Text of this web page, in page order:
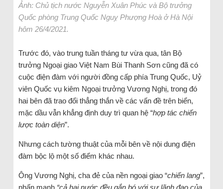
Ảnh: Chủ tịch nước Nguyễn Xuân Phúc và Bộ trưởng
Quốc phòng Trung Quốc Nguỵ Phượng Hoà ở Hà Nội
hôm 26/4/2021.
Trước đó, vào trung tuần tháng tư vừa qua, tân Bộ
trưởng Ngoại giao Việt Nam Bùi Thanh Sơn cũng đã có
cuộc điện đàm với người đồng cấp phía Trung Quốc, Uỷ
viên Quốc vụ kiêm Ngoại trưởng Vương Nghị, trong đó
hai bên đã trao đổi thẳng thắn về các vấn đề trên biển,
mặc dầu vẫn khẳng định duy trì quan hệ “hợp tác chiến
lược toàn diện”.
Nhưng cách tường thuật của mỗi bên về nội dung điện
đàm bộc lộ một số điểm khác nhau.
Ông Vương Nghị, cha đẻ của nền ngoại giao “chiến lang”,
nhấn mạnh “cả hai nước đều gắn bó với sự lãnh đạo của